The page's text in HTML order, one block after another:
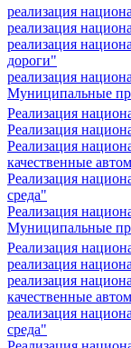
реализация
реализация
реализация
дороги"
реализация
Муниципальные
Реализация
Реализация
Реализация
качественные
Реализация
среда"
Реализация
Муниципальные
Реализация
реализация
реализация
качественные
реализация
среда"